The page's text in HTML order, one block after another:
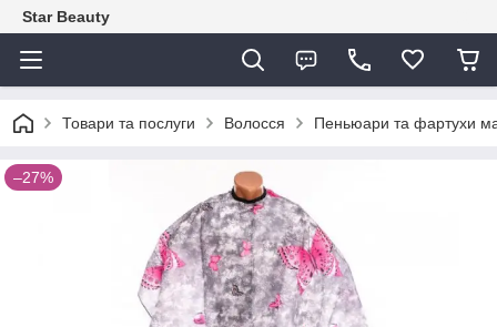
Star Beauty
Товари та послуги Волосся Пеньюари та фартухи
–27%